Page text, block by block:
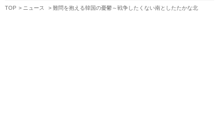
TOP ニュース 難問を抱える韓国の憂鬱～戦争したくない南としたたかな北